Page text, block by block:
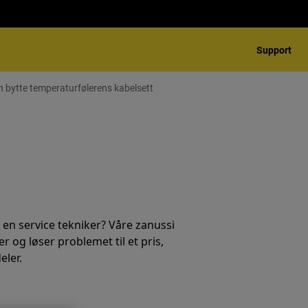
Support
bytte temperaturfølerens kabelsett
service tekniker? Våre zanussi
og løser problemet til et pris,